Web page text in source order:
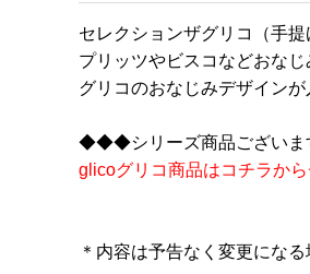
セレクションザグリコ（手
プリッツやビスコなどおな
グリコのおなじみデザイン
◆◆◆シリーズ商品ござい
glicoグリコ商品はコチラから
＊内容は予告なく変更になる